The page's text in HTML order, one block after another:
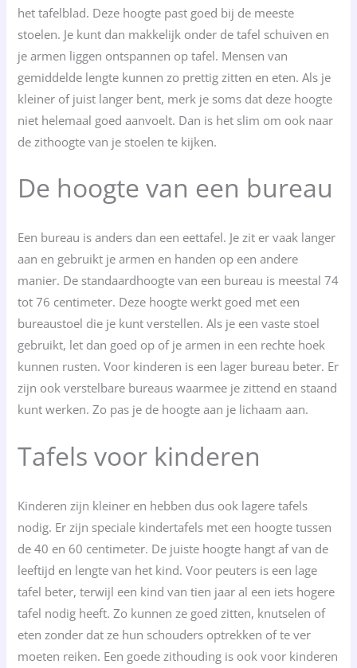
het tafelblad. Deze hoogte past goed bij de meeste
stoelen. Je kunt dan makkelijk onder de tafel schuiven en
je armen liggen ontspannen op tafel. Mensen van
gemiddelde lengte kunnen zo prettig zitten en eten. Als je
kleiner of juist langer bent, merk je soms dat deze hoogte
niet helemaal goed aanvoelt. Dan is het slim om ook naar
de zithoogte van je stoelen te kijken.
De hoogte van een bureau
Een bureau is anders dan een eettafel. Je zit er vaak langer
aan en gebruikt je armen en handen op een andere
manier. De standaardhoogte van een bureau is meestal 74
tot 76 centimeter. Deze hoogte werkt goed met een
bureaustoel die je kunt verstellen. Als je een vaste stoel
gebruikt, let dan goed op of je armen in een rechte hoek
kunnen rusten. Voor kinderen is een lager bureau beter. Er
zijn ook verstelbare bureaus waarmee je zittend en staand
kunt werken. Zo pas je de hoogte aan je lichaam aan.
Tafels voor kinderen
Kinderen zijn kleiner en hebben dus ook lagere tafels
nodig. Er zijn speciale kindertafels met een hoogte tussen
de 40 en 60 centimeter. De juiste hoogte hangt af van de
leeftijd en lengte van het kind. Voor peuters is een lage
tafel beter, terwijl een kind van tien jaar al een iets hogere
tafel nodig heeft. Zo kunnen ze goed zitten, knutselen of
eten zonder dat ze hun schouders optrekken of te ver
moeten reiken. Een goede zithouding is ook voor kinderen